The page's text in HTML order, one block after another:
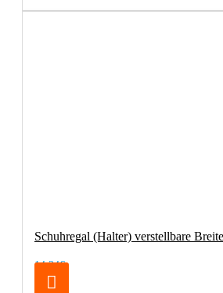
Schuhregal (Halter) verstellbare
14,24€